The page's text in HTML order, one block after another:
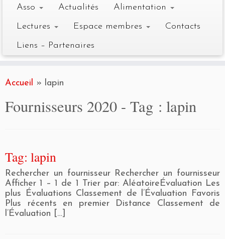
to
Asso Actualités
Alimentation
Lectures
Espace membres
Contacts
Liens – Partenaires
Accueil » lapin
Fournisseurs 2020 - Tag : lapin
Tag: lapin
Rechercher un fournisseur Rechercher un fournisseur
Afficher 1 – 1 de 1 Trier par: AléatoireÉvaluation Les
plus Évaluations Classement de l’Évaluation Favoris
Plus récents en premier Distance Classement de
l’Évaluation […]